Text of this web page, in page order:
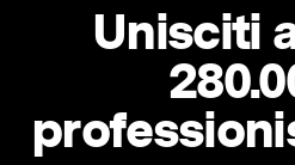
Unisciti